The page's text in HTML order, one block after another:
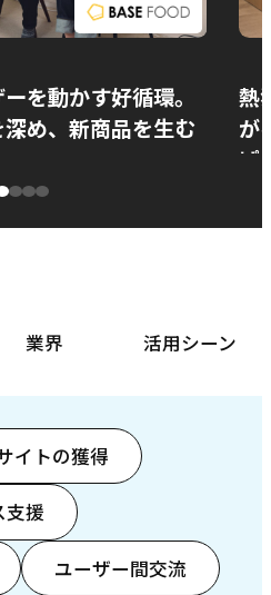
を動かす好循環。
め、新商品を生む
熱
が
ぱ
業界 活用シーン
イトの獲得
支援
ユーザー間交流